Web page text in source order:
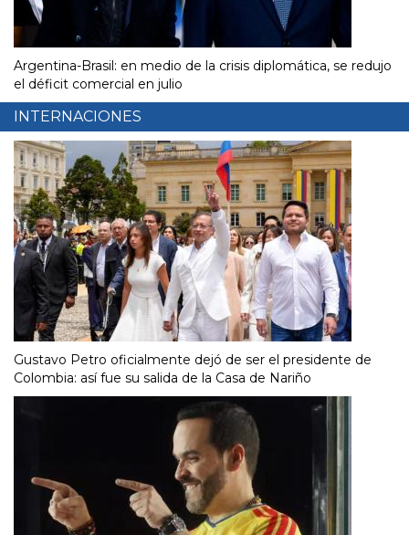
Argentina-Brasil: en medio de la crisis diplomática, se redujo
el déficit comercial en julio
INTERNACIONES
Gustavo Petro oficialmente dejó de ser el presidente de
Colombia: así fue su salida de la Casa de Nariño